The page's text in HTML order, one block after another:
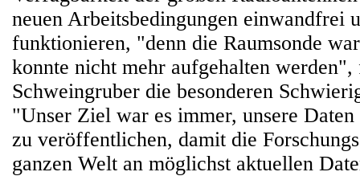
neuen Arbeitsbedingungen einwandfrei
funktionieren, "denn die Raumsonde
konnte nicht mehr aufgehalten
Schweingruber die besonderen
"Unser Ziel war es immer, unsere
zu veröffentlichen, damit die
ganzen Welt an möglichst aktuellen